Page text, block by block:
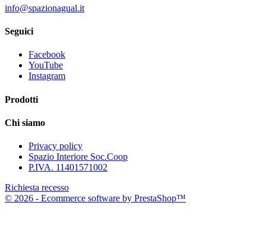
info@spazionagual.it
Seguici
Facebook
YouTube
Instagram
Prodotti
Chi siamo
Privacy policy
Spazio Interiore Soc.Coop
P.IVA. 11401571002
Richiesta recesso
© 2026 - Ecommerce software by PrestaShop™